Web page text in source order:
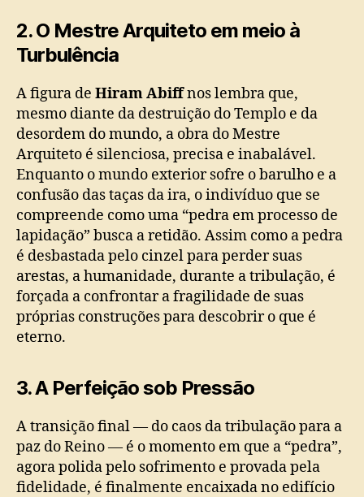
2. O Mestre Arquiteto em meio à
Turbulência
A figura de Hiram Abiffnos lembra que,
mesmo diante da destruição do Templo e da
desordem do mundo, a obra do Mestre
Arquiteto é silenciosa, precisa e inabalável.
Enquanto o mundo exterior sofre o barulho e a
confusão das taças da ira, o indivíduo que se
compreende como uma “pedra em processo de
lapidação” busca a retidão. Assim como a pedra
é desbastada pelo cinzel para perder suas
arestas, a humanidade, durante a tribulação, é
forçada a confrontar a fragilidade de suas
próprias construções para descobrir o que é
eterno.
3. A Perfeição sob Pressão
A transição final — do caos da tribulação para a
paz do Reino — é o momento em que a “pedra”,
agora polida pelo sofrimento e provada pela
fidelidade, é finalmente encaixada no edifício